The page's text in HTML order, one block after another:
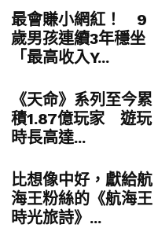
最會賺小網紅！ 9
歲男孩連續3年穩坐
「最高收入Y...
《天命》系列至今累
積1.87億玩家 遊玩
時長高達...
比想像中好，獻給航
海王粉絲的《航海王
時光旅詩》...